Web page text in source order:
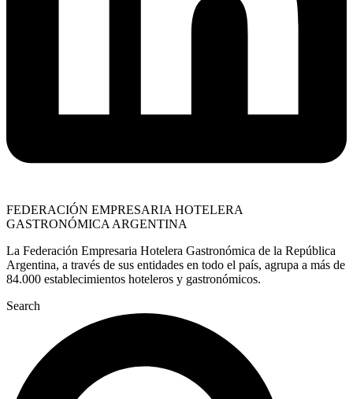
FEDERACIÓN EMPRESARIA HOTELERA
GASTRONÓMICA ARGENTINA
La Federación Empresaria Hotelera Gastronómica de la República
Argentina, a través de sus entidades en todo el país, agrupa a más de
84.000 establecimientos hoteleros y gastronómicos.
Search